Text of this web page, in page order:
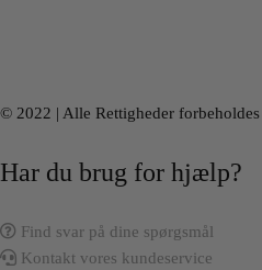
© 2022 | Alle Rettigheder
Har du brug for hjælp?
Find svar på dine spørgsmål
Kontakt vores kundeservice